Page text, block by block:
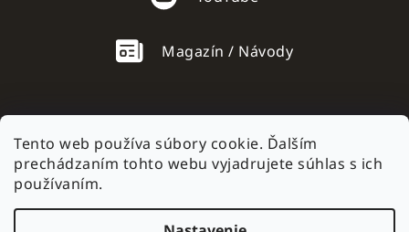
Tento web používa súbory cookie. Ďalším
prechádzaním tohto webu vyjadrujete súhlas s ich
používaním.
Magazín / Návody
AC mobile.cz